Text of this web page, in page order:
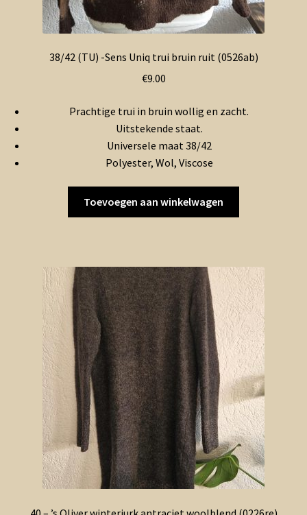
38/42 (TU) -Sens Uniq trui bruin ruit (0526ab)
€9.00
Prachtige trui in bruin wollig en zacht.
Uitstekende staat.
Universele maat 38/42
Polyester, Wol, Viscose
Toevoegen aan winkelwagen